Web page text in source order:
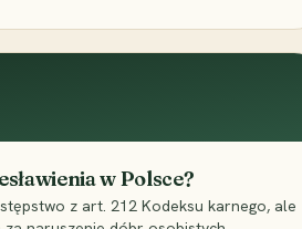
w Polsce?
z art. 212 Kodeksu karnego, ale